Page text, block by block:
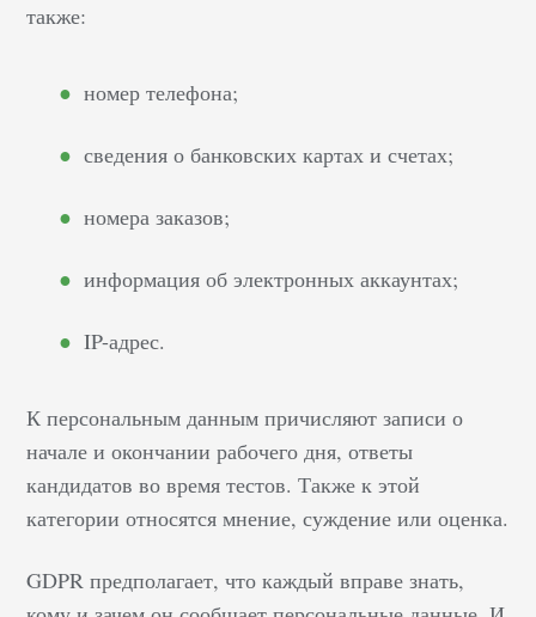
также:
номер телефона;
сведения о банковских картах и счетах;
номера заказов;
информация об электронных аккаунтах;
IP-адрес.
К персональным данным причисляют записи о
начале и окончании рабочего дня, ответы
кандидатов во время тестов. Также к этой
категории относятся мнение, суждение или оценка.
GDPR предполагает, что каждый вправе знать,